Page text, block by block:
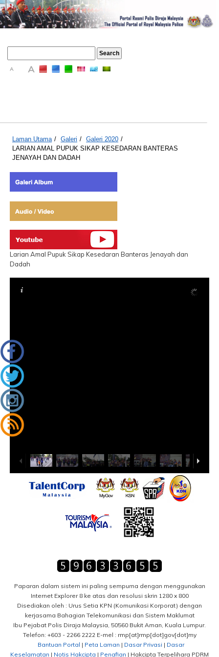
A A
Laman Utama / Galeri / Galeri 2020 /
LARIAN AMAL PUPUK SIKAP KESEDARAN BANTERAS
JENAYAH DAN DADAH
Larian Amal Pupuk Sikap Kesedaran Banteras Jenayah dan
Dadah
Paparan dalam sistem ini paling sempurna dengan menggunakan
Internet Explorer 8 ke atas dan resolusi skrin 1280 x 800
Disediakan oleh : Urus Setia KPN (Komunikasi Korporat) dengan
kerjasama Bahagian Telekomunikasi dan Sistem Maklumat
Ibu Pejabat Polis Diraja Malaysia, 50560 Bukit Aman, Kuala Lumpur.
Telefon: +603 - 2266 2222 E-mel : rmp[at]rmp[dot]gov[dot]my
Bantuan Portal | Peta Laman | Dasar Privasi | Dasar
Keselamatan | Notis Hakcipta | Penafian | Hakcipta Terpelihara PDRM